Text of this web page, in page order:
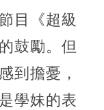
目《超級
鼓勵。但
到擔憂，
學妹的表